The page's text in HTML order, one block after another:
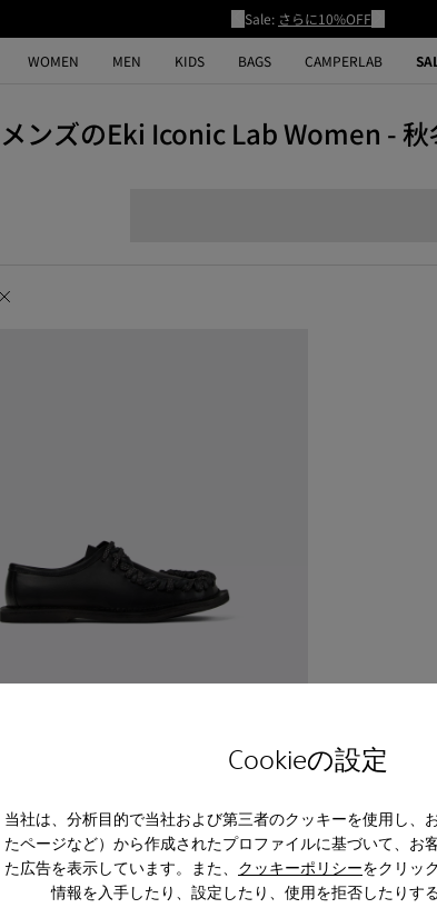
Cookieの設定
当社は、分析目的で当社および第三者のクッキーを使用し、
たページなど）から作成されたプロファイルに基づいて、お
た広告を表示しています。また、 クッキーポリシーをクリッ
情報を入手したり、設定したり、使用を拒否したりす
Sale: さらに10%OFF
WOMEN
MEN KIDS BAGS CAMPERLAB
メンズのEki Iconic Lab Women -
-20%